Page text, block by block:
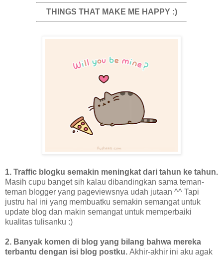
THINGS THAT MAKE ME HAPPY :)
1. Traffic blogku semakin meningkat dari tahun ke tahun.
Masih cupu banget sih kalau dibandingkan sama teman-
teman blogger yang pageviewsnya udah jutaan ^^ Tapi
justru hal ini yang membuatku semakin semangat untuk
update blog dan makin semangat untuk memperbaiki
kualitas tulisanku :)
2. Banyak komen di blog yang bilang bahwa mereka
terbantu dengan isi blog postku. Akhir-akhir ini aku agak